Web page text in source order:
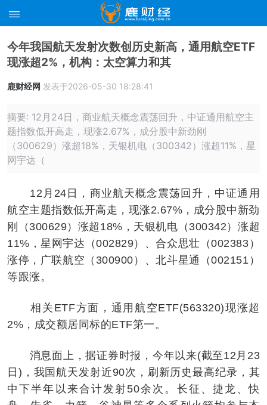
今年我国航天发射次数创历史新高，通用航空ETF
现涨超2%，机构：太空算力和其
鹿财经网 发表于2026-05-30 18:28:41
摘要: 12月24日，商业航天概念震荡回升，中证通用航空主
题指数低开高走，现涨2.67%，成分股中新劲刚
（300629）涨超18%，天银机电（300342）涨超11%，星
网宇达（
12月24日，商业航天概念震荡回升，中证通用
航空主题指数低开高走，现涨2.67%，成分股中新劲
刚（300629）涨超18%，天银机电（300342）涨超
11%，星网宇达（002829）、合众思壮（002383）
涨停，广联航空（300900）、北斗星通（002151）
等跟涨。
相关ETF方面，通用航空ETF(563320)现涨超
2%，成交额居同标的ETF第一。
消息面上，据证券时报，今年以来(截至12月23
日)，我国航天发射近90次，刷新历史最高纪录，其
中下半年以来合计发射50余次。长征、捷龙、快